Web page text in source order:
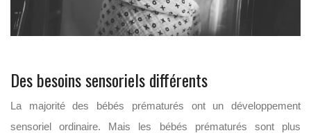
Des besoins sensoriels différents
La majorité des bébés prématurés ont un développement
sensoriel ordinaire. Mais les bébés prématurés sont plus